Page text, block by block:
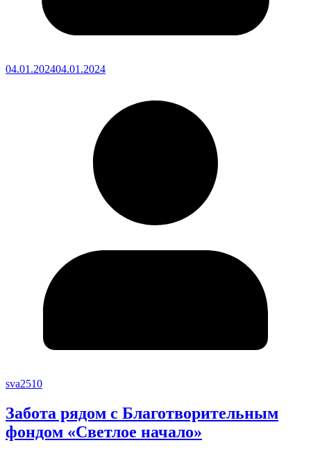
04.01.202404.01.2024
sva2510
Забота рядом с Благотворительным
фондом «Светлое начало»